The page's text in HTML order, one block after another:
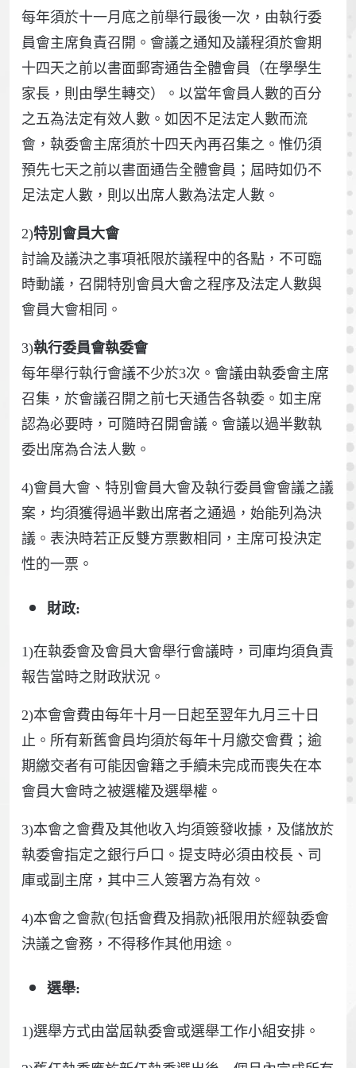
每年須於十一月底之前舉行最後一次，由執行委
員會主席負責召開。會議之通知及議程須於會期
十四天之前以書面郵寄通告全體會員（在學學生
家長，則由學生轉交）。以當年會員人數的百分
之五為法定有效人數。如因不足法定人數而流
會，執委會主席須於十四天內再召集之。惟仍須
預先七天之前以書面通告全體會員；屆時如仍不
足法定人數，則以出席人數為法定人數。
2)特別會員大會
討論及議決之事項衹限於議程中的各點，不可臨
時動議，召開特別會員大會之程序及法定人數與
會員大會相同。
3)執行委員會執委會
每年舉行執行會議不少於3次。會議由執委會主席
召集，於會議召開之前七天通告各執委。如主席
認為必要時，可隨時召開會議。會議以過半數執
委出席為合法人數。
4)會員大會、特別會員大會及執行委員會會議之議
案，均須獲得過半數出席者之通過，始能列為決
議。表決時若正反雙方票數相同，主席可投決定
性的一票。
財政:
1)在執委會及會員大會舉行會議時，司庫均須負責
報告當時之財政狀況。
2)本會會費由每年十月一日起至翌年九月三十日
止。所有新舊會員均須於每年十月繳交會費；逾
期繳交者有可能因會籍之手續未完成而喪失在本
會員大會時之被選權及選舉權。
3)本會之會費及其他收入均須簽發收據，及儲放於
執委會指定之銀行戶口。提支時必須由校長、司
庫或副主席，其中三人簽署方為有效。
4)本會之會款(包括會費及捐款)衹限用於經執委會
決議之會務，不得移作其他用途。
選舉:
1)選舉方式由當屆執委會或選舉工作小組安排。